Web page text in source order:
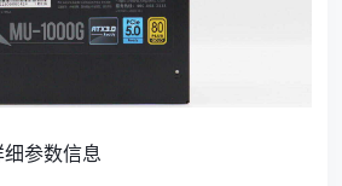
参数信息